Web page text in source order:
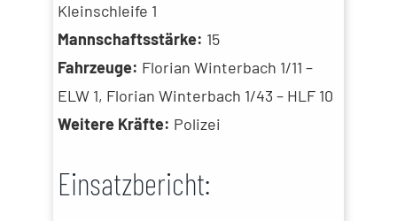
Kleinschleife 1
Mannschaftsstärke: 15
Fahrzeuge: Florian Winterbach 1/11 –
ELW 1, Florian Winterbach 1/43 – HLF 10
Weitere Kräfte: Polizei
Einsatzbericht: